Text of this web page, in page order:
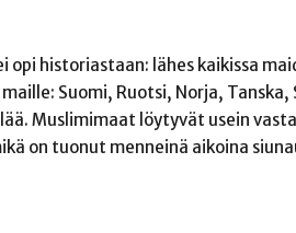
historiastaan: lähes kaikissa
Suomi, Ruotsi, Norja, Tanska,
Muslimimaat löytyvät usein
on tuonut menneinä aikoina